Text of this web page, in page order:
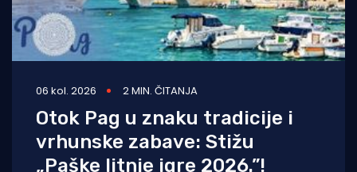
06 kol. 2026 2 MIN. ČITANJA
Otok Pag u znaku tradicije i
vrhunske zabave: Stižu
„Paške litnje igre 2026.”!